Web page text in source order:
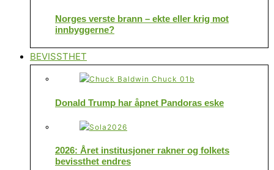
Norges verste brann – ekte eller krig mot
innbyggerne?
BEVISSTHET
Donald Trump har åpnet Pandoras eske
2026: Året institusjoner rakner og folkets
bevissthet endres